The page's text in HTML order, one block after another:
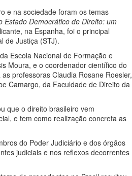
e na sociedade foram os temas
Estado Democrático de Direito: um
na Espanha, foi o principal
de Justiça (STJ).
Escola Nacional de Formação e
Moura, e o coordenador científico do
professoras Claudia Rosane Roesler,
Camargo, da Faculdade de Direito da
que o direito brasileiro vem
e tem como realização concreta as
do Poder Judiciário e dos órgãos
judiciais e nos reflexos decorrentes